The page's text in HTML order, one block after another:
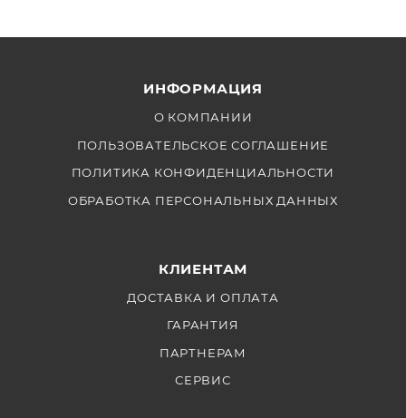
ИНФОРМАЦИЯ
О КОМПАНИИ
ПОЛЬЗОВАТЕЛЬСКОЕ СОГЛАШЕНИЕ
ПОЛИТИКА КОНФИДЕНЦИАЛЬНОСТИ
ОБРАБОТКА ПЕРСОНАЛЬНЫХ ДАННЫХ
КЛИЕНТАМ
ДОСТАВКА И ОПЛАТА
ГАРАНТИЯ
ПАРТНЕРАМ
СЕРВИС